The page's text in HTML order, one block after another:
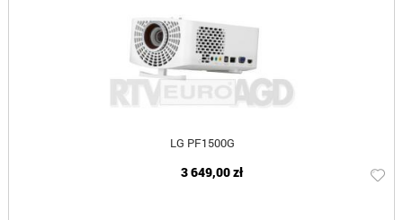
LG PF1500G
3 649,00 zł